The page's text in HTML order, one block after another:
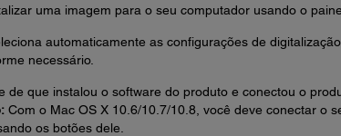
uma imagem para o seu computador usando o
automaticamente as configurações de
necessário.
de que instalou o software do produto e conectou o
Com o Mac OS X 10.6/10.7/10.8, você deve conectar o
os botões dele.